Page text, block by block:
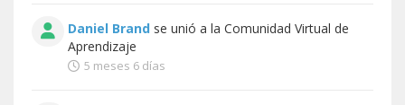
Daniel Brand se unió a la Comunidad Virtual de
Aprendizaje
5 meses 6 días